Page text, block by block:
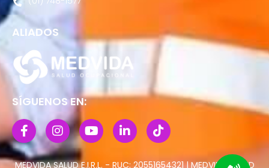
ALIADOS
SÍGUENOS EN:
MEDVIDA SALUD E.I.R.L. - RUC: 20551654321 | MEDVIDA SALUD